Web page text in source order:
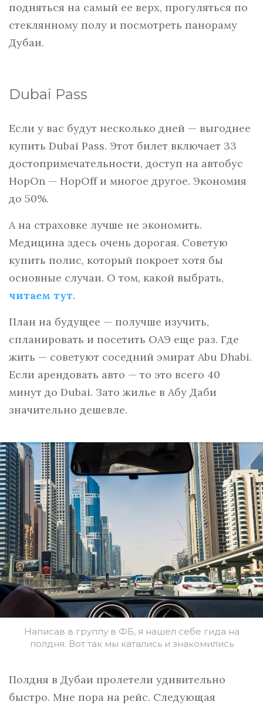
подняться на самый ее верх, прогуляться по
стеклянному полу и посмотреть панораму
Дубаи.
Dubai Pass
Если у вас будут несколько дней — выгоднее
купить Dubai Pass. Этот билет включает 33
достопримечательности, доступ на автобус
HopOn — HopOff и многое другое. Экономия
до 50%.
А на страховке лучше не экономить.
Медицина здесь очень дорогая. Советую
купить полис, который покроет хотя бы
основные случаи. О том, какой выбрать,
читаем тут.
План на будущее — получше изучить,
спланировать и посетить ОАЭ еще раз. Где
жить — советуют соседний эмират Abu Dhabi.
Если арендовать авто — то это всего 40
минут до Dubai. Зато жилье в Абу Даби
значительно дешевле.
Написав в группу в ФБ, я нашел себе гида на
полдня. Вот так мы катались и знакомились
Полдня в Дубаи пролетели удивительно
быстро. Мне пора на рейс. Следующая